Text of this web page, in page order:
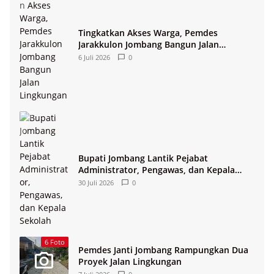
Tingkatkan Akses Warga, Pemdes
Jarakkulon Jombang Bangun Jalan
Lingkungan
6 Juli 2026 0
Bupati Jombang Lantik Pejabat
Administrator, Pengawas, dan Kepala
Sekolah
30 Juli 2026 0
6 Foto
Pemdes Janti Jombang Rampungkan Dua
Proyek Jalan Lingkungan